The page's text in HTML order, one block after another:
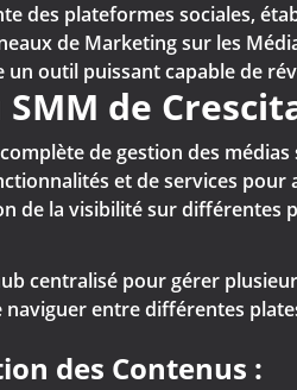
des plateformes sociales,
de Marketing sur les
un outil puissant capable de
de
de gestion des
et de services
de la visibilité sur différentes
centralisé pour gérer
entre différentes
des Contenus :